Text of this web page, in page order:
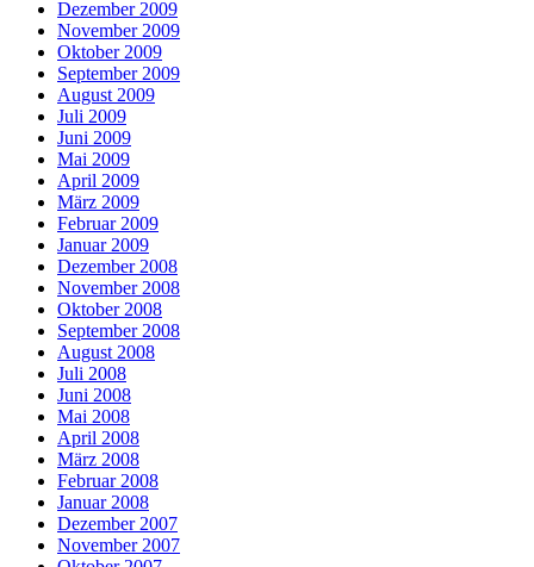
Dezember 2009
November 2009
Oktober 2009
September 2009
August 2009
Juli 2009
Juni 2009
Mai 2009
April 2009
März 2009
Februar 2009
Januar 2009
Dezember 2008
November 2008
Oktober 2008
September 2008
August 2008
Juli 2008
Juni 2008
Mai 2008
April 2008
März 2008
Februar 2008
Januar 2008
Dezember 2007
November 2007